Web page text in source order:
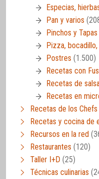
Especias,
Pan y varios
Pinchos y Tapas
Pizza,
Postres (1.500)
Recetas con
Recetas de
Recetas en
Recetas de los Chefs
Recetas y cocina de
Recursos en la red
Restaurantes (120)
Taller I+D (25)
Técnicas culinarias